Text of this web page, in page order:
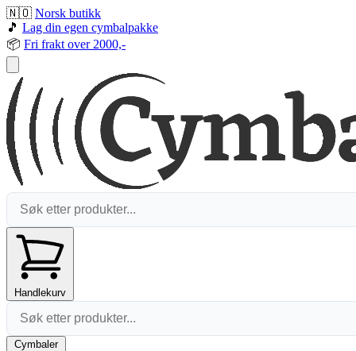
🇳🇴 Norsk butikk
🎵 Lag din egen cymbalpakke
📦 Fri frakt over 2000,-
Handlekurv
Cymbaler